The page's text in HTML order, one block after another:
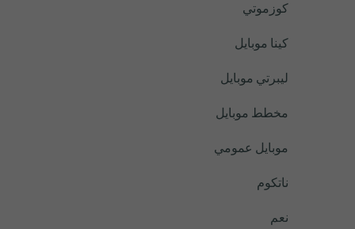
كوزموتي
كينا موبايل
ليبرتي موبايل
مخطط موبايل
موبايل عمومي
ناتكوم
نعم